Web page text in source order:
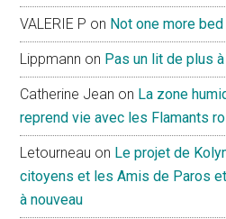
VALERIE P on Not one more
Lippmann on Pas un lit de plus
Catherine Jean on La zone
reprend vie avec les Flamants
Letourneau on Le projet de
citoyens et les Amis de Paros
à nouveau